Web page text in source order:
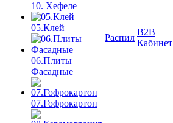
10. Хефеле
05.Клей
06.Плиты
Фасадные
07.Гофрокартон
Распил
B2B
Кабинет